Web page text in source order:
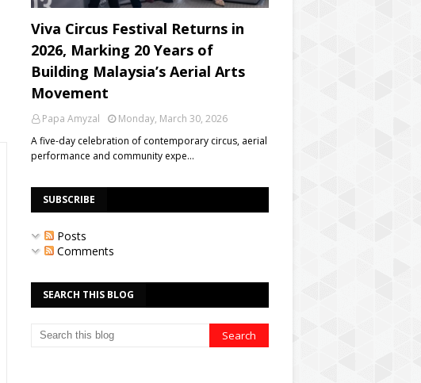
Viva Circus Festival Returns in
2026, Marking 20 Years of
Building Malaysia’s Aerial Arts
Movement
Papa Amyzal
Monday, March 30, 2026
A five-day celebration of contemporary circus, aerial
performance and community expe…
SUBSCRIBE
Posts
Comments
SEARCH THIS BLOG